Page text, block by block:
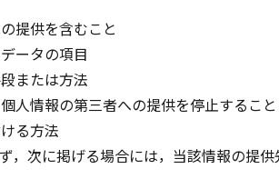
提供を含むこと
ータの項目
または方法
人情報の第三者への提供を停止すること
る方法
，次に掲げる場合には，当該情報の提